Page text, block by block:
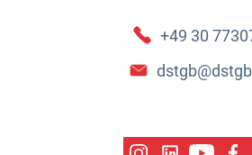
+49 30